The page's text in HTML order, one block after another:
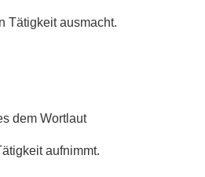
Tätigkeit ausmacht.
dem Wortlaut
aufnimmt.